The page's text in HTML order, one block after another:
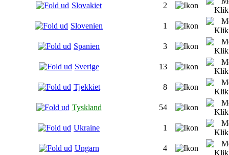
Slovakiet 2
Slovenien 1
Spanien 3
Sverige 13
Tjekkiet 8
Tyskland 54
Ukraine 1
Ungarn 4